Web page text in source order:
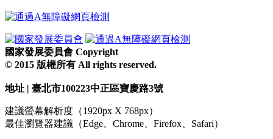
國家發展委員會 Copyright
© 2015 版權所有 All rights reserved.
地址 | 臺北市100223中正區寶慶路3號
建議螢幕解析度（1920px X 768px）
最佳瀏覽器建議（Edge、Chrome、Firefox、Safari）